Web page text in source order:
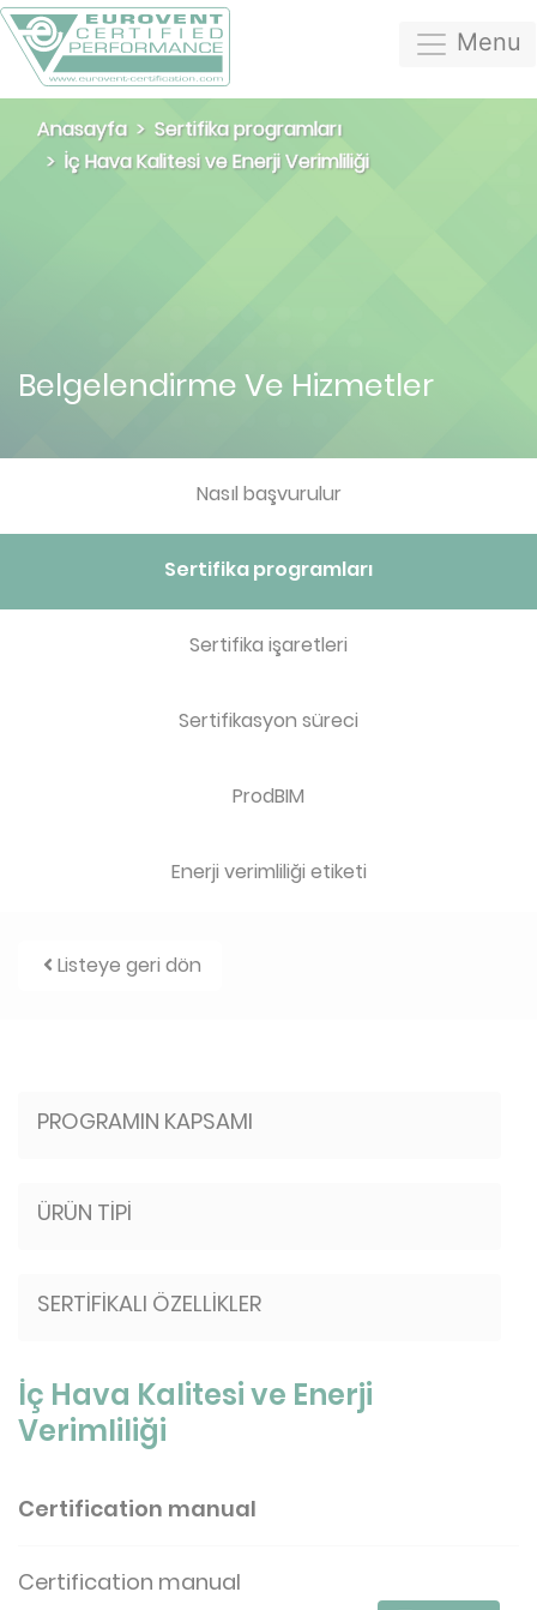
Menu
Anasayfa
Sertifika programları
İç Hava Kalitesi ve Enerji Verimliliği
Belgelendirme Ve Hizmetler
Nasıl başvurulur
Sertifika programları
Sertifika işaretleri
Sertifikasyon süreci
ProdBIM
Enerji verimliliği etiketi
Listeye geri dön
PROGRAMIN KAPSAMI
ÜRÜN TİPİ
SERTİFİKALI ÖZELLİKLER
İç Hava Kalitesi ve Enerji
Verimliliği
Certification manual
Certification manual